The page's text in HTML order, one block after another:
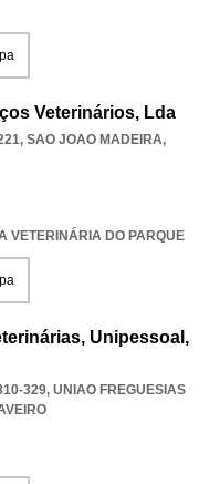
Veterinários, Lda
, SAO JOAO MADEIRA,
VETERINÁRIA DO PARQUE
Unipessoal,
329, UNIAO FREGUESIAS